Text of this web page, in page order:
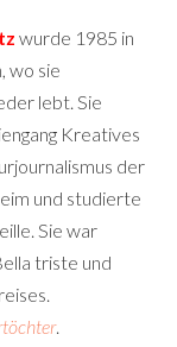
wurde 1985 in
wo sie
lebt. Sie
Kreatives
der
und studierte
Sie war
triste und
.